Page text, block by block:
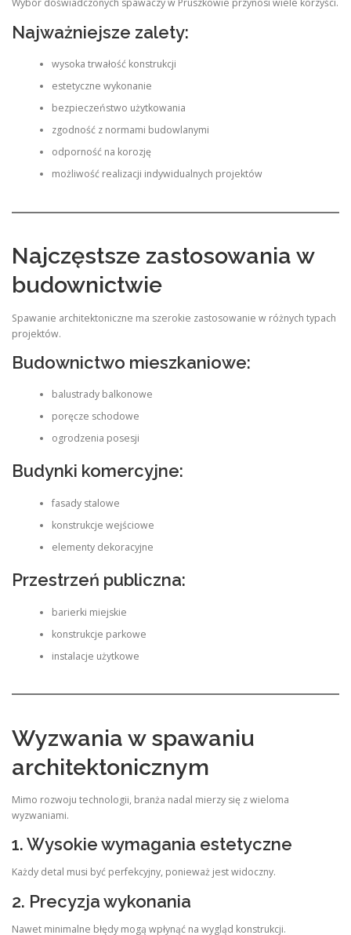
Wybór doświadczonych spawaczy w Pruszkowie przynosi wiele korzyści.
Najważniejsze zalety:
wysoka trwałość konstrukcji
estetyczne wykonanie
bezpieczeństwo użytkowania
zgodność z normami budowlanymi
odporność na korozję
możliwość realizacji indywidualnych projektów
Najczęstsze zastosowania w
budownictwie
Spawanie architektoniczne ma szerokie zastosowanie w różnych typach
projektów.
Budownictwo mieszkaniowe:
balustrady balkonowe
poręcze schodowe
ogrodzenia posesji
Budynki komercyjne:
fasady stalowe
konstrukcje wejściowe
elementy dekoracyjne
Przestrzeń publiczna:
barierki miejskie
konstrukcje parkowe
instalacje użytkowe
Wyzwania w spawaniu
architektonicznym
Mimo rozwoju technologii, branża nadal mierzy się z wieloma
wyzwaniami.
1. Wysokie wymagania estetyczne
Każdy detal musi być perfekcyjny, ponieważ jest widoczny.
2. Precyzja wykonania
Nawet minimalne błędy mogą wpłynąć na wygląd konstrukcji.